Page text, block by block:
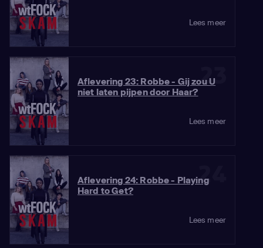
Lees meer
23
Aflevering 23: Robbe - Gij zou U
niet laten pijpen door Haar?
Lees meer
24
Aflevering 24: Robbe - Playing
Hard to Get?
Lees meer